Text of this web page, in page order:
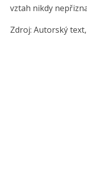
vztah nikdy
Zdroj: Autorský text,